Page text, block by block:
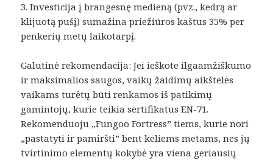
3. Investicija į brangesnę medieną (pvz., kedrą ar
klijuotą pušį) sumažina priežiūros kaštus 35% per
penkerių metų laikotarpį.
Galutinė rekomendacija: Jei ieškote ilgaamžiškumo
ir maksimalios saugos, vaikų žaidimų aikštelės
vaikams turėtų būti renkamos iš patikimų
gamintojų, kurie teikia sertifikatus EN-71.
Rekomenduoju „Fungoo Fortress” tiems, kurie nori
„pastatyti ir pamiršti” bent keliems metams, nes jų
tvirtinimo elementų kokybė yra viena geriausių